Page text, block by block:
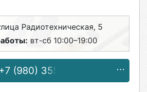
Радиотехническая, 5
вт-сб 10:00–19:00
(980) 355-62-26